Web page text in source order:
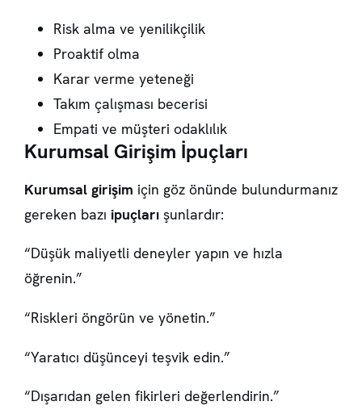
Risk alma ve yenilikçilik
Proaktif olma
Karar verme yeteneği
Takım çalışması becerisi
Empati ve müşteri odaklılık
Kurumsal Girişim İpuçları
Kurumsal girişim için göz önünde bulundurmanız
gereken bazı ipuçları şunlardır:
“Düşük maliyetli deneyler yapın ve hızla
öğrenin.”
“Riskleri öngörün ve yönetin.”
“Yaratıcı düşünceyi teşvik edin.”
“Dışarıdan gelen fikirleri değerlendirin.”